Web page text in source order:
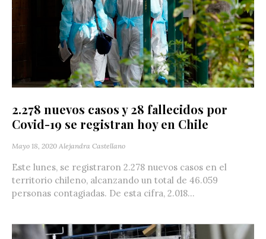
2.278 nuevos casos y 28 fallecidos por
Covid-19 se registran hoy en Chile
Mayo 18, 2020 Alejandra Castellano
Este lunes, se registraron 2.278 nuevos casos en el
territorio chileno, alcanzando un total de 46.059
personas contagiadas. De esta cifra, 2.018...